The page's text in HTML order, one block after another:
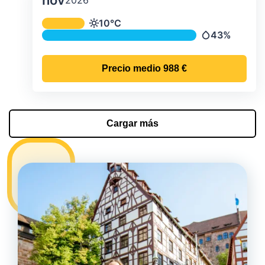
Temperatura y precipitación media
Temperatura
10°C
Precipitación
43%
Precio medio 988 €
Cargar más